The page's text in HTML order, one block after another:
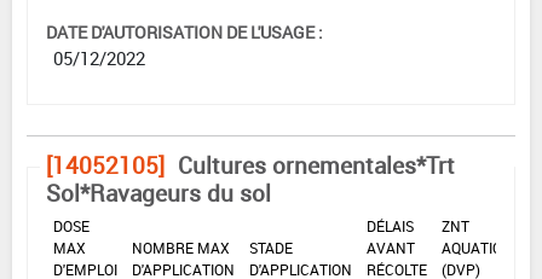
DATE D'AUTORISATION DE L'USAGE :
05/12/2022
[14052105] Cultures ornementales*Trt
Sol*Ravageurs du sol
DOSE
MAX
D'EMPLOI
NOMBRE MAX
D'APPLICATION
STADE
D'APPLICATION
DÉLAIS
AVANT
RÉCOLTE
ZNT
AQUATIQUE
(DVP)